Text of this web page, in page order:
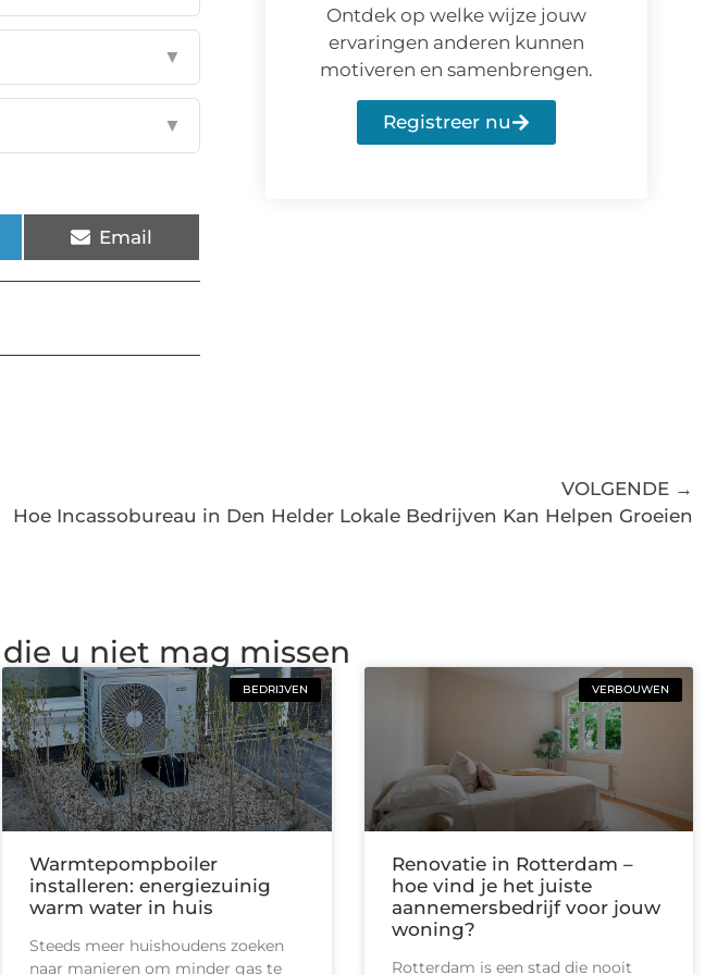
▼
▼
Email
Ontdek op welke wijze jouw
ervaringen anderen kunnen
motiveren en samenbrengen.
Registreer nu
VOLGENDE →
Hoe Incassobureau in Den Helder Lokale Bedrijven Kan Helpen Groeien
die u niet mag missen
BEDRIJVEN
Warmtepompboiler
installeren: energiezuinig
warm water in huis
Steeds meer huishoudens zoeken
naar manieren om minder gas te
VERBOUWEN
Renovatie in Rotterdam –
hoe vind je het juiste
aannemersbedrijf voor jouw
woning?
Rotterdam is een stad die nooit